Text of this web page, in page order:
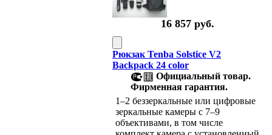
16 857 руб.
Рюкзак Tenba Solstice V2
Backpack 24 color
Официальный товар.
Фирменная гарантия.
1–2 беззеркальные или цифровые
зеркальные камеры с 7–9
объективами, в том числе